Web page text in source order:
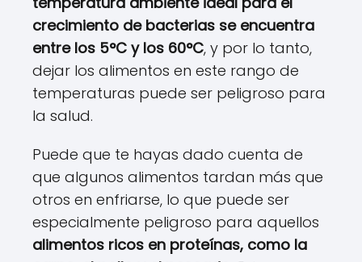
crecimiento de bacterias se encuentra
entre los 5°C y los 60°C, y por lo tanto,
dejar los alimentos en este rango de
temperaturas puede ser peligroso para
la salud.
Puede que te hayas dado cuenta de
que algunos alimentos tardan más que
otros en enfriarse, lo que puede ser
especialmente peligroso para aquellos
alimentos ricos en proteínas, como la